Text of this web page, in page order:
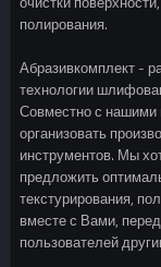
полирования.
Абразивкомплект -
технологии
Совместно с нашими
организовать
инструментов. Мы
предложить
текстурирования,
вместе с Вами,
пользователей